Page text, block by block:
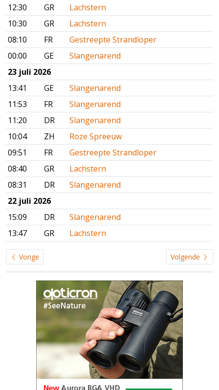
12:30
GR
Lachstern
10:30
GR
Lachstern
08:10
FR
Gestreepte Strandloper
00:00
GE
Slangenarend
23 juli 2026
13:41
GE
Slangenarend
11:53
FR
Slangenarend
11:20
DR
Slangenarend
10:04
ZH
Roze Spreeuw
09:51
FR
Gestreepte Strandloper
08:40
GR
Lachstern
08:31
DR
Slangenarend
22 juli 2026
15:09
DR
Slangenarend
13:47
GR Lachstern
Vorige Volgende